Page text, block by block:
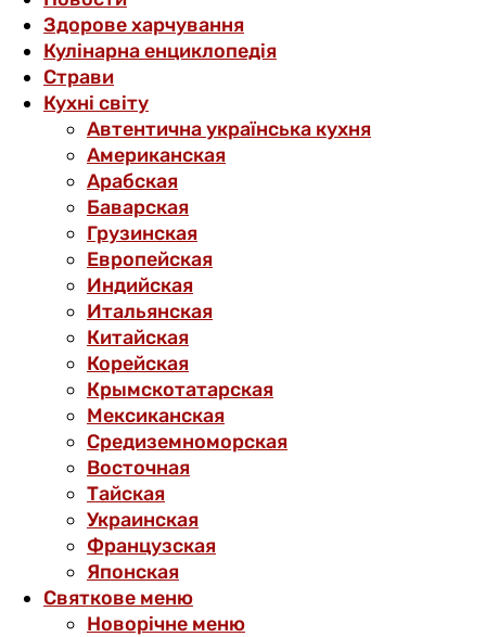
Здорове харчування
Кулінарна енциклопедія
Страви
Кухні світу
Автентична українська кухня
Американская
Арабская
Баварская
Грузинская
Европейская
Индийская
Итальянская
Китайская
Корейская
Крымскотатарская
Мексиканская
Средиземноморская
Восточная
Тайская
Украинская
Французская
Японская
Святкове меню
Новорічне меню